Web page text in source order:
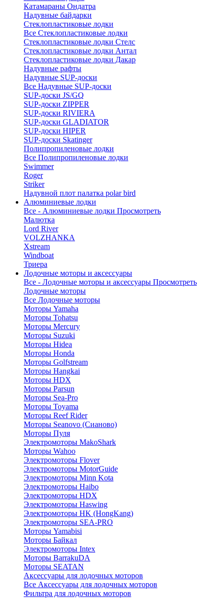
Катамараны Ондатра
Надувные байдарки
Стеклопластиковые лодки
Все Стеклопластиковые лодки
Стеклопластиковые лодки Стелс
Стеклопластиковые лодки Антал
Стеклопластиковые лодки Дакар
Надувные рафты
Надувные SUP-доски
Все Надувные SUP-доски
SUP-доски JS/GQ
SUP-доски ZIPPER
SUP-доски RIVIERA
SUP-доски GLADIATOR
SUP-доски HIPER
SUP-доски Skatinger
Полипропиленовые лодки
Все Полипропиленовые лодки
Swimmer
Roger
Striker
Надувной плот палатка polar bird
Алюминиевые лодки
Все - Алюминиевые лодки Просмотреть
Малютка
Lord River
VOLZHANKA
Xstream
Windboat
Триера
Лодочные моторы и аксессуары
Все - Лодочные моторы и аксессуары Просмотреть
Лодочные моторы
Все Лодочные моторы
Моторы Yamaha
Моторы Tohatsu
Моторы Mercury
Моторы Suzuki
Моторы Hidea
Моторы Honda
Моторы Golfstream
Моторы Hangkai
Моторы HDX
Моторы Parsun
Моторы Sea-Pro
Моторы Toyama
Моторы Reef Rider
Моторы Seanovo (Сианово)
Моторы Пуля
Электромоторы MakoShark
Моторы Wahoo
Электромоторы Flover
Электромоторы MotorGuide
Электромоторы Minn Kota
Электромоторы Haibo
Электромоторы HDX
Электромоторы Haswing
Электромоторы HK (HongKang)
Электромоторы SEA-PRO
Моторы Yamabisi
Моторы Байкал
Электромоторы Intex
Моторы BarrakuDA
Моторы SEATAN
Аксессуары для лодочных моторов
Все Аксессуары для лодочных моторов
Фильтра для лодочных моторов